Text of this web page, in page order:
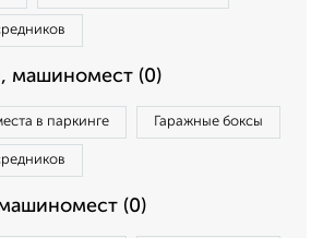
машиномест (0)
в паркинге Гаражные боксы
(0)